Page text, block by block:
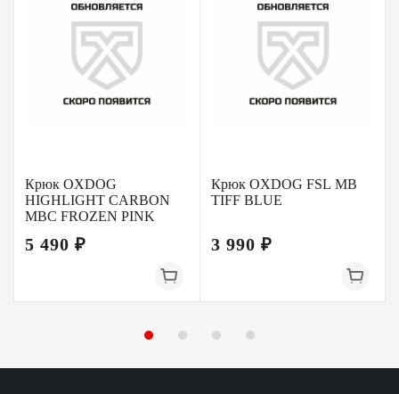
Крюк OXDOG
HIGHLIGHT CARBON
MBC FROZEN PINK
5 490 ₽
Крюк OXDOG FSL MB
TIFF BLUE
3 990 ₽